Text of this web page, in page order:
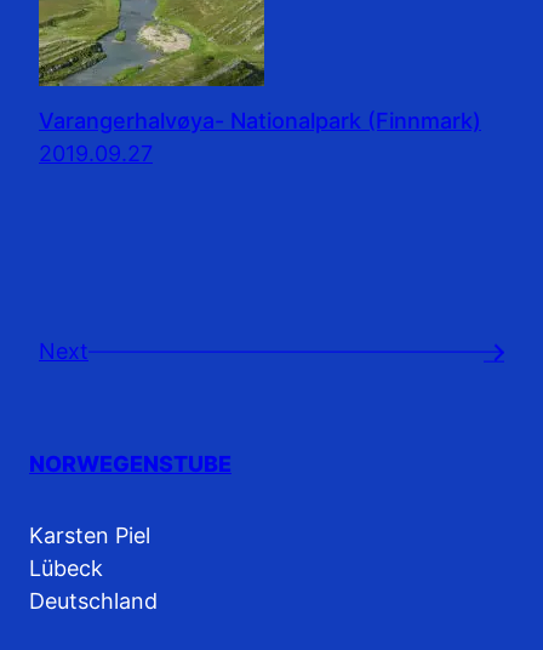
Varangerhalvøya- Nationalpark (Finnmark)
2019.09.27
Next →
NORWEGENSTUBE
Karsten Piel
Lübeck
Deutschland